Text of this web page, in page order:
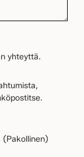
yhteyttä.
(Pakollinen)